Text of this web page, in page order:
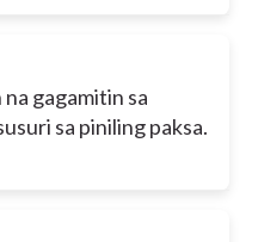
gagamitin sa
sa piniling paksa.